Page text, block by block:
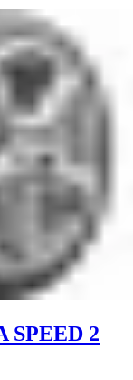
SPEED 2